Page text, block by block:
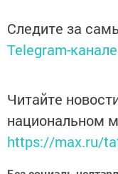
Следите за
Telegram-канале
Читайте
национальном
https://max.ru/